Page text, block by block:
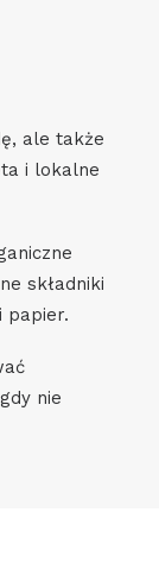
ale także
i lokalne
składniki
papier.
nie